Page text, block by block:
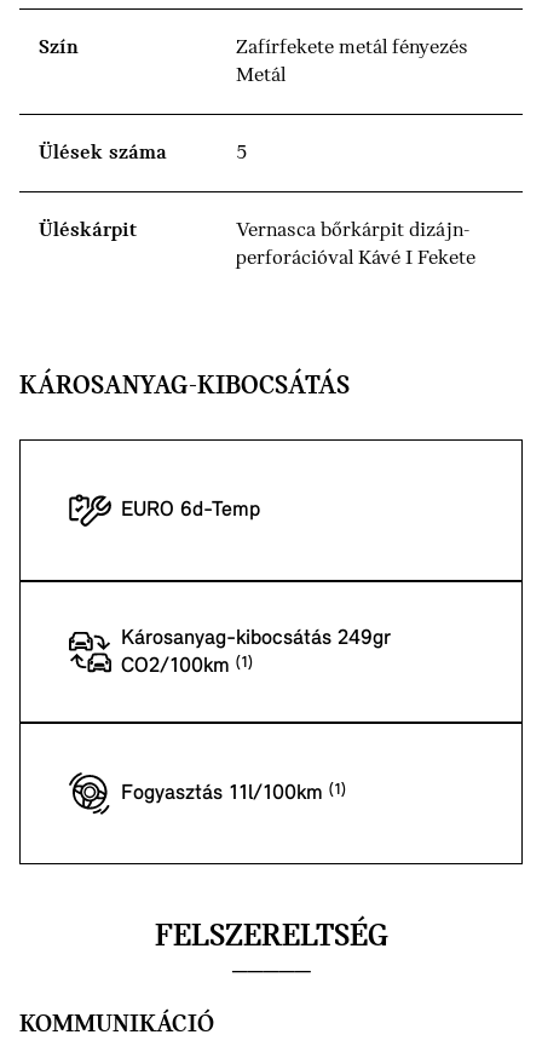
Szín
Zafírfekete metál fényezés
Metál
Ülések száma 5
Üléskárpit
Vernasca bőrkárpit dizájn-
perforációval Kávé I Fekete
KÁROSANYAG-KIBOCSÁTÁS
EURO 6d-Temp
Károsanyag-kibocsátás 249gr
CO2/100km
Fogyasztás 11l/100km
FELSZERELTSÉG
KOMMUNIKÁCIÓ